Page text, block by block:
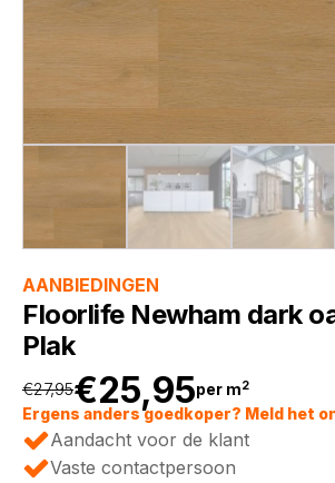
AANBIEDINGEN
Floorlife Newham dark
Plak
€27,95
Oorspronkelijke
prijs
€25,95
Huidige
prijs
per m2
Ergens anders goedkoper? Meld het
Aandacht voor de klant
Vaste contactpersoon